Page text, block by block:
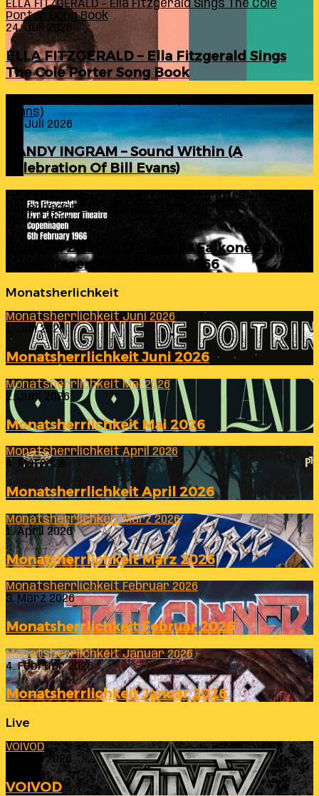
ELLA FITZGERALD – Ella Fitzgerald Sings The Cole
Porter Song Book
24. Juli 2026
ELLA FITZGERALD – Ella Fitzgerald Sings
The Cole Porter Song Book
Evans)
24. Juli 2026
RANDY INGRAM – Sound Within (A
Celebration Of Bill Evans)
ELLA FITZGERALD – Live At Falkoner Centre
Copenhagen 6th February 1966
23. Juli 2026
ELLA FITZGERALD – Live At Falkoner Centre
Copenhagen 6th February 1966
Monatsherlichkeit
Monatsherrlichkeit Juni 2026
1. Juli 2026
Monatsherrlichkeit Juni 2026
Monatsherrlichkeit Mai 2026
2. Juni 2026
Monatsherrlichkeit Mai 2026
Monatsherrlichkeit April 2026
4. Mai 2026
Monatsherrlichkeit April 2026
Monatsherrlichkeit März 2026
1. April 2026
Monatsherrlichkeit März 2026
Monatsherrlichkeit Februar 2026
3. März 2026
Monatsherrlichkeit Februar 2026
Monatsherrlichkeit Januar 2026
4. Februar 2026
Monatsherrlichkeit Januar 2026
Live
VOIVOD
23. Juli 2026
VOIVOD